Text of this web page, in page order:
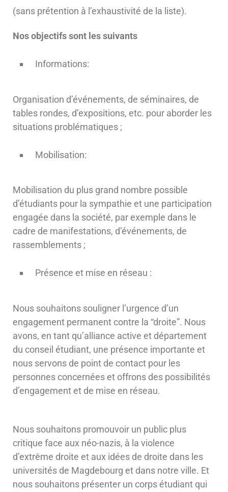
(sans prétention à l’exhaustivité de la liste).
Nos objectifs sont les suivants
Informations:
Organisation d’événements, de séminaires, de
tables rondes, d’expositions, etc. pour aborder les
situations problématiques ;
Mobilisation:
Mobilisation du plus grand nombre possible
d’étudiants pour la sympathie et une participation
engagée dans la société, par exemple dans le
cadre de manifestations, d’événements, de
rassemblements ;
Présence et mise en réseau :
Nous souhaitons souligner l’urgence d’un
engagement permanent contre la “droite”. Nous
avons, en tant qu’alliance active et département
du conseil étudiant, une présence importante et
nous servons de point de contact pour les
personnes concernées et offrons des possibilités
d’engagement et de mise en réseau.
Nous souhaitons promouvoir un public plus
critique face aux néo-nazis, à la violence
d’extrême droite et aux idées de droite dans les
universités de Magdebourg et dans notre ville. Et
nous souhaitons présenter un corps étudiant qui